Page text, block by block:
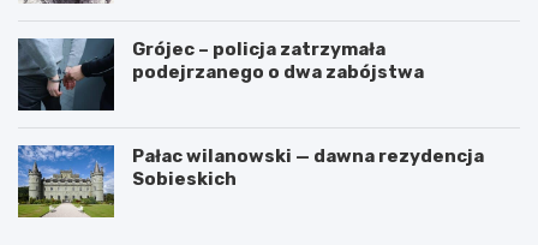
Grójec – policja zatrzymała
podejrzanego o dwa zabójstwa
Pałac wilanowski — dawna rezydencja
Sobieskich